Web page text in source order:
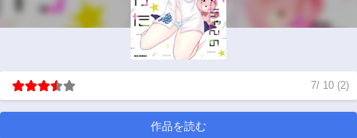
7/ 10 (2)
作品を読む